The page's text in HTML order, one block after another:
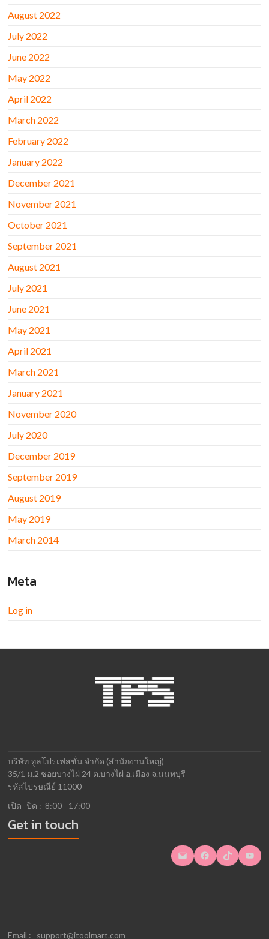
August 2022
July 2022
June 2022
May 2022
April 2022
March 2022
February 2022
January 2022
December 2021
November 2021
October 2021
September 2021
August 2021
July 2021
June 2021
May 2021
April 2021
March 2021
January 2021
November 2020
July 2020
December 2019
September 2019
August 2019
May 2019
March 2014
Meta
Log in
บริษัท ทูลโปรเฟสชั่น จำกัด (สำนักงานใหญ่)
35/1 ม.2 ซอยบางไผ่ 24 ต.บางไผ่ อ.เมือง จ.นนทบุรี
รหัสไปรษณีย์ 11000
เปิด- ปิด : 8:00 - 17:00
Get in touch
Mail Facebook TikTok YouTube
Email : support@itoolmart.com